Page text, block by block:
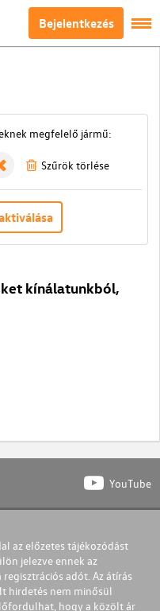
Bejelentkezés
megfelelő jármű:
Szűrök törlése
kínálatunkból,
YouTube
az előzetes tájékozódást
jelezve ennek az
adót. Az átírás
hirdetés nem minősül
hogy a közölt ár